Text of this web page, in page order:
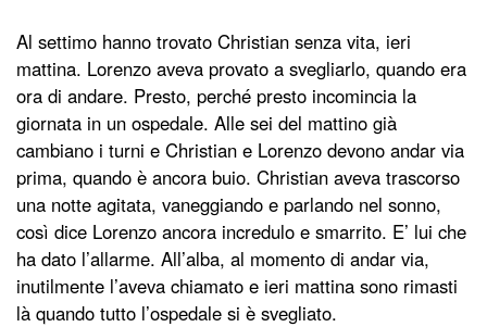
Al settimo hanno trovato Christian senza vita, ieri
mattina. Lorenzo aveva provato a svegliarlo, quando era
ora di andare. Presto, perché presto incomincia la
giornata in un ospedale. Alle sei del mattino già
cambiano i turni e Christian e Lorenzo devono andar via
prima, quando è ancora buio. Christian aveva trascorso
una notte agitata, vaneggiando e parlando nel sonno,
così dice Lorenzo ancora incredulo e smarrito. E’ lui che
ha dato l’allarme. All’alba, al momento di andar via,
inutilmente l’aveva chiamato e ieri mattina sono rimasti
là quando tutto l’ospedale si è svegliato.